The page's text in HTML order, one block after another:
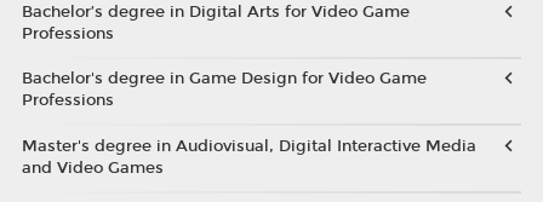
Bachelor’s degree in Digital Arts for Video Game
Professions
Bachelor's degree in Game Design for Video Game
Professions
Master's degree in Audiovisual, Digital Interactive Media
and Video Games